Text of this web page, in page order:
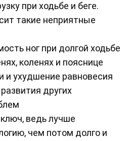
при ходьбе и беге.
такие неприятные
ног при долгой ходьбе
коленях и пояснице
и ухудшение равновесия
других
ведь лучше
чем потом долго и